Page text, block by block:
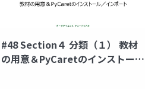
#48 Section４ 分類（１） 教材
の用意＆PyCaretのインストール